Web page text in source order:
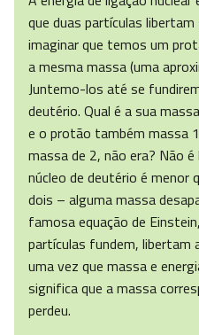
que duas partículas
imaginar que temos um
a mesma massa (uma
Juntemo-los até se
deutério. Qual é a sua
e o protão também massa
massa de 2, não era? Não
núcleo de deutério é menor
dois – alguma massa
famosa equação de
partículas fundem, libertam
uma vez que massa e
significa que a massa
perdeu.